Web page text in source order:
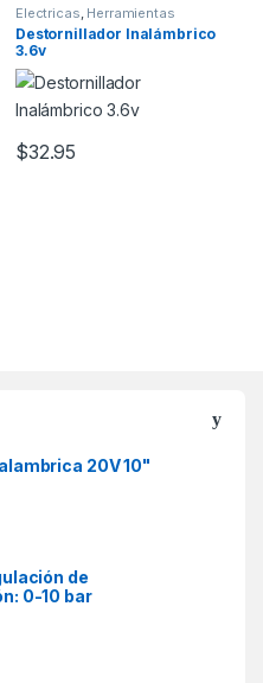
Electricas Herramientas
Destornillador Inalámbrico
3.6v
$32.95
20V 10"
de
0-10 bar